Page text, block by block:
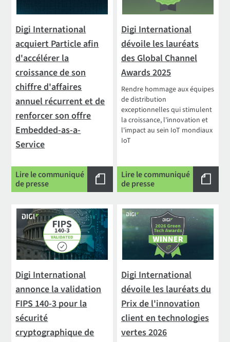
Digi International
acquiert Particle afin
d'accélérer la
croissance de son
chiffre d'affaires
annuel récurrent et de
renforcer son offre
Embedded-as-a-
Service
Lire le communiqué
de presse
Digi International
dévoile les lauréats
des Global Channel
Awards 2025
Rendre hommage aux équipes
de distribution
exceptionnelles qui stimulent
la croissance, l'innovation et
l'impact au sein IoT mondiaux
IoT
Lire le communiqué
de presse
Digi International
annonce la validation
FIPS 140-3 pour la
sécurité
cryptographique de
Digi International
dévoile les lauréats du
Prix de l'innovation
client en technologies
vertes 2026